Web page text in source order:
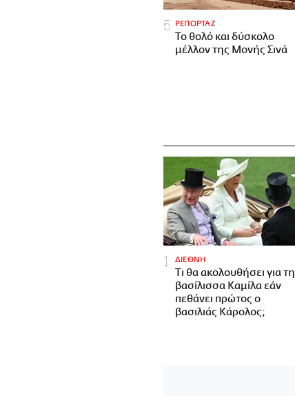
ΡΕΠΟΡΤΑΖ
Το θολό και δύσκολο
μέλλον της Μονής Σινά
ΔΙΕΘΝΗ
Τι θα ακολουθήσει για τη
βασίλισσα Καμίλα εάν
πεθάνει πρώτος ο
βασιλιάς Κάρολος;